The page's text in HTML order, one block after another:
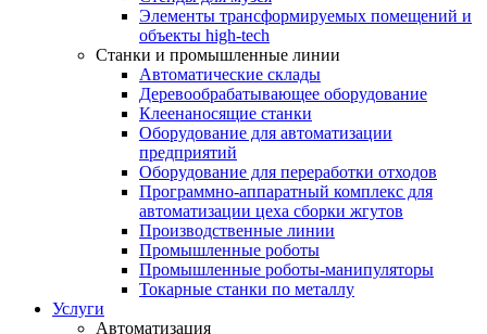
Элементы трансформируемых помещений и
объекты high-tech
Станки и промышленные линии
Автоматические склады
Деревообрабатывающее оборудование
Клеенаносящие станки
Оборудование для автоматизации
предприятий
Оборудование для переработки отходов
Программно-аппаратный комплекс для
автоматизации цеха сборки жгутов
Производственные линии
Промышленные роботы
Промышленные роботы-манипуляторы
Токарные станки по металлу
Услуги
Автоматизация